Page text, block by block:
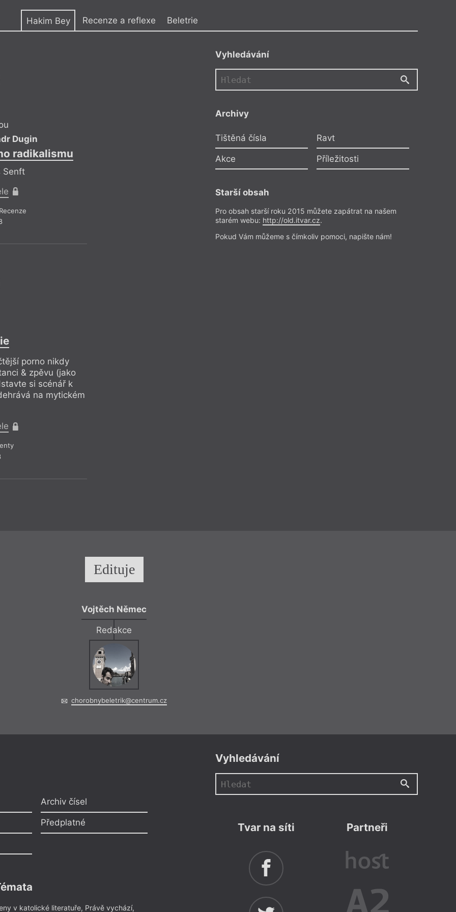
Hakim Bey Recenze a reflexe Beletrie
Dugin
radikalismu
Senft
porno nikdy
& zpěvu (jako
si scénář k
na mytickém
Hakim Bey,Alexandr Dugin
Proroci post-utopického radikalismu
Reflektuje Lukáš Senft
Pro předplatitele
Recenze a reflexe– Recenze
Z čísla 21/2018
Vyhledávání
Archivy
Tištěná čísla Ravt
Akce Příležitosti
Starší obsah
Pro obsah starší roku 2015 můžete zapátrat na našem
starém webu: http://old.itvar.cz.
Pokud Vám můžeme s čímkoliv pomoci, napište nám!
Edituje
Vojtěch Němec
Redakce
chorobnybeletrik@centrum.cz
Archiv čísel
Předplatné
v katolické literatuře, Právě vychází,
Vyhledávání
Tvar na síti Partneři